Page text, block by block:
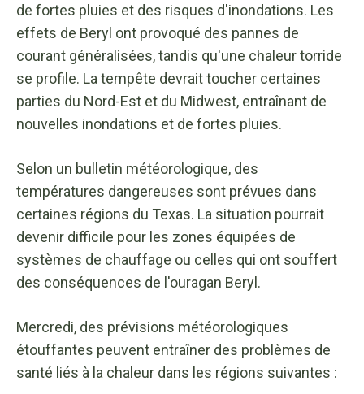
de fortes pluies et des risques d'inondations. Les
effets de Beryl ont provoqué des pannes de
courant généralisées, tandis qu'une chaleur torride
se profile. La tempête devrait toucher certaines
parties du Nord-Est et du Midwest, entraînant de
nouvelles inondations et de fortes pluies.
Selon un bulletin météorologique, des
températures dangereuses sont prévues dans
certaines régions du Texas. La situation pourrait
devenir difficile pour les zones équipées de
systèmes de chauffage ou celles qui ont souffert
des conséquences de l'ouragan Beryl.
Mercredi, des prévisions météorologiques
étouffantes peuvent entraîner des problèmes de
santé liés à la chaleur dans les régions suivantes :